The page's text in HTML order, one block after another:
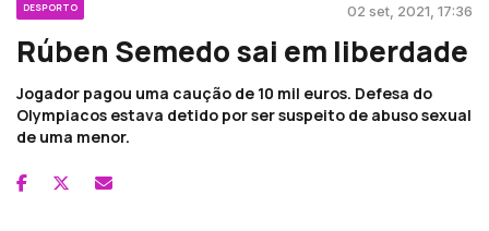
DESPORTO 02 set, 2021, 17:36
Rúben Semedo sai em liberdade
Jogador pagou uma caução de 10 mil euros. Defesa do
Olympiacos estava detido por ser suspeito de abuso sexual
de uma menor.